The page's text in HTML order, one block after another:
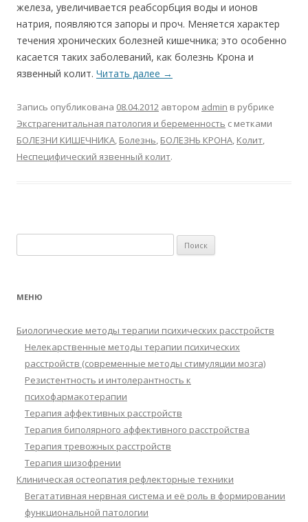
железа, увеличивается реабсорбция воды и ионов
натрия, появляются запоры и проч. Меняется характер
течения хронических болезней кишечника; это особенно
касается таких заболеваний, как болезнь Крона и
язвенный колит. Читать далее →
Запись опубликована 08.04.2012 автором admin в рубрике
Экстрагенитальная патология и беременность с метками
БОЛЕЗНИ КИШЕЧНИКА, Болезнь, БОЛЕЗНЬ КРОНА, Колит,
Неспецифический язвенный колит.
МЕНЮ
Биологические методы терапии психических расстройств
Нелекарственные методы терапии психических
расстройств (современные методы стимуляции мозга)
Резистентность и интолерантность к
психофармакотерапии
Терапия аффективных расстройств
Терапия биполярного аффективного расстройства
Терапия тревожных расстройств
Терапия шизофрении
Клиническая остеопатия рефлекторные техники
Вегатативная нервная система и её роль в формировании
функциональной патологии